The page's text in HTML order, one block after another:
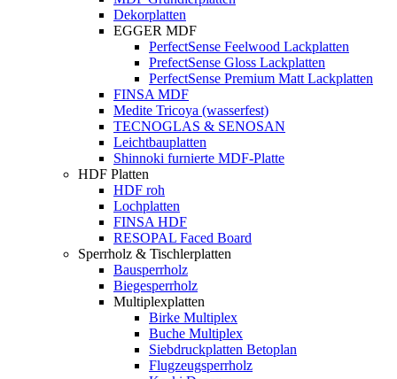
Dekorplatten
EGGER MDF
PerfectSense Feelwood Lackplatten
PrefectSense Gloss Lackplatten
PerfectSense Premium Matt Lackplatten
FINSA MDF
Medite Tricoya (wasserfest)
TECNOGLAS & SENOSAN
Leichtbauplatten
Shinnoki furnierte MDF-Platte
HDF Platten
HDF roh
Lochplatten
FINSA HDF
RESOPAL Faced Board
Sperrholz & Tischlerplatten
Bausperrholz
Biegesperrholz
Multiplexplatten
Birke Multiplex
Buche Multiplex
Siebdruckplatten Betoplan
Flugzeugsperrholz